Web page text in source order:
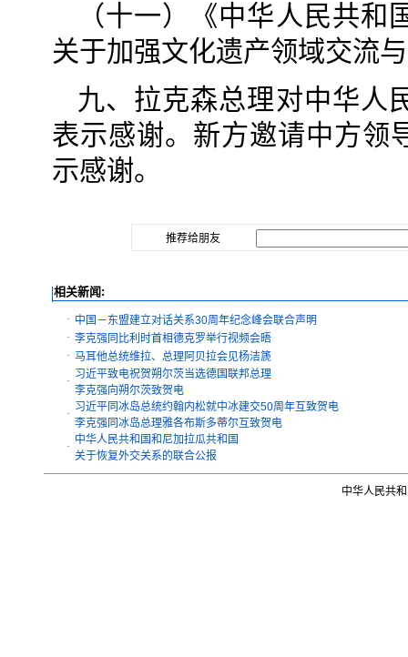
（十一）《中华人民共
关于加强文化遗产领域交流
九、拉克森总理对中华人
表示感谢。新方邀请中方领
示感谢。
推荐给朋友
相关新闻:
· 中国－东盟建立对话关系30周年纪念峰会联合声明
· 李克强同比利时首相德克罗举行视频会晤
· 马耳他总统维拉、总理阿贝拉会见杨洁篪
·
习近平致电祝贺朔尔茨当选德国联邦总理
李克强向朔尔茨致贺电
·
习近平同冰岛总统约翰内松就中冰建交50周年互致贺电
李克强同冰岛总理雅各布斯多蒂尔互致贺电
·
中华人民共和国和尼加拉瓜共和国
关于恢复外交关系的联合公报
中华人民共